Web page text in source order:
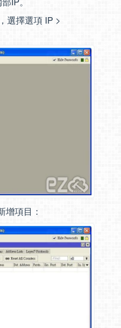
選擇選項 IP >
增項目：